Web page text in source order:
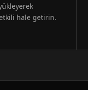
hale getirin.